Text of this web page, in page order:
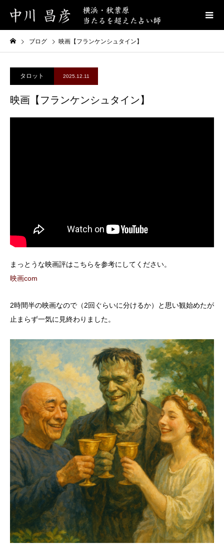
ブログ 映画【フランケンシュタイン】
タロット 2025.12.11
映画【フランケンシュタイン】
まっとうな映画評はこちらを参考にしてください。
映画com
2時間半の映画なので（2回ぐらいに分けるか）と思い観始めたが
止まらず一気に見終わりました。